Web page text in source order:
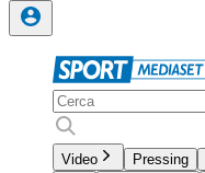
Video Pressing